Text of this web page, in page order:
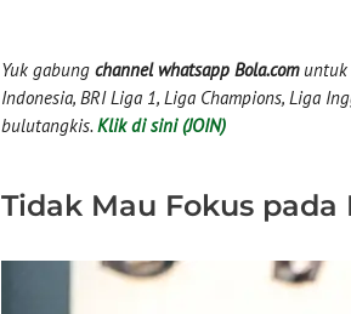
Yuk gabung channel whatsapp Bola.comuntuk
Indonesia, BRI Liga 1, Liga Champions, Liga
bulutangkis. Klik di sini (JOIN)
Tidak Mau Fokus